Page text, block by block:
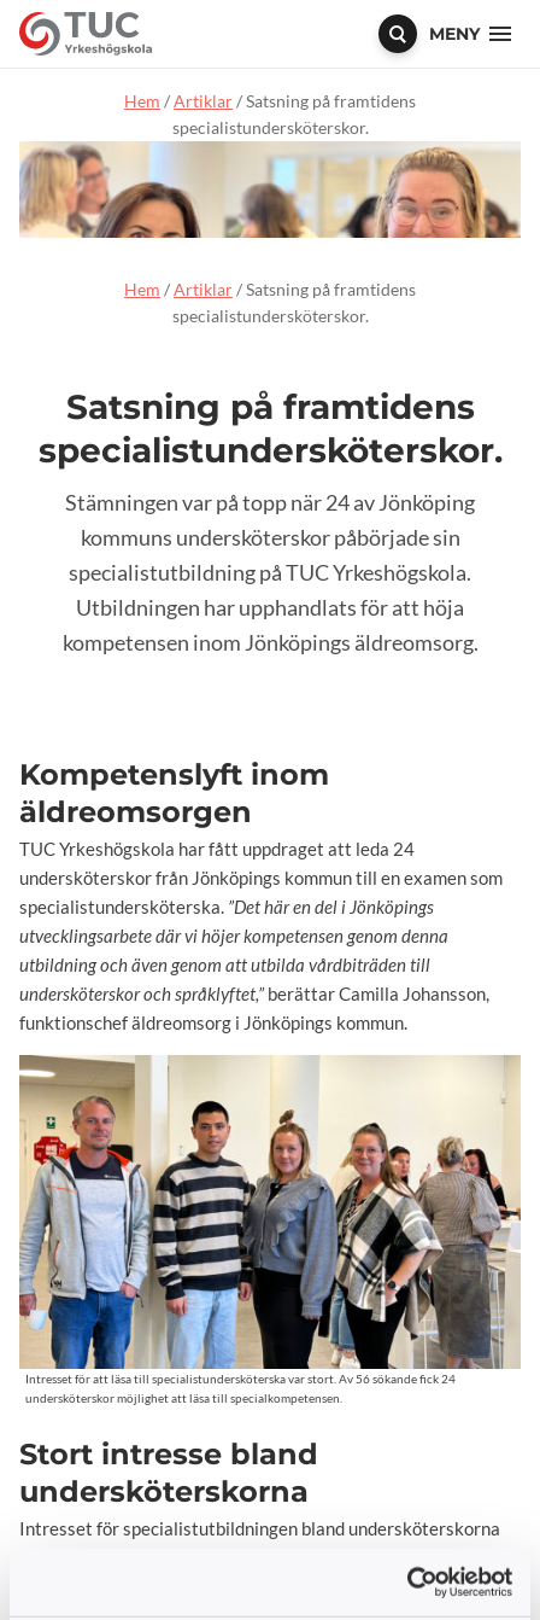
MENY
Hem /Artiklar/Satsning på framtidens
specialistundersköterskor.
Hem /Artiklar/Satsning på framtidens
specialistundersköterskor.
Satsning på framtidens
specialistundersköterskor.
Stämningen var på topp när 24 av Jönköping
kommuns undersköterskor påbörjade sin
specialistutbildning på TUC Yrkeshögskola.
Utbildningen har upphandlats för att höja
kompetensen inom Jönköpings äldreomsorg.
Kompetenslyft inom
äldreomsorgen
TUC Yrkeshögskola har fått uppdraget att leda 24
undersköterskor från Jönköpings kommun till en examen som
specialistundersköterska. ”Det här en del i Jönköpings
utvecklingsarbete där vi höjer kompetensen genom denna
utbildning och även genom att utbilda vårdbiträden till
undersköterskor och språklyftet,”berättar Camilla Johansson,
funktionschef äldreomsorg i Jönköpings kommun.
Intresset för att läsa till specialistundersköterska var stort. Av 56 sökande fick 24
undersköterskor möjlighet att läsa till specialkompetensen.
Stort intresse bland
undersköterskorna
Intresset för specialistutbildningen bland undersköterskorna
”Vi är otroligt glada över att intresset var så stort! Det var 56
sökande till detta projekt vilket innebär att vi fick genomföra